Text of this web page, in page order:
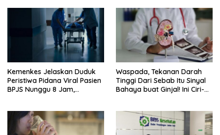
Kemenkes Jelaskan Duduk
Peristiwa Pidana Viral Pasien
BPJS Nunggu 8 Jam,
Waspada, Tekanan Darah
Tinggi Dari Sebab Itu Sinyal
Bahaya buat Ginjal! Ini Ciri-